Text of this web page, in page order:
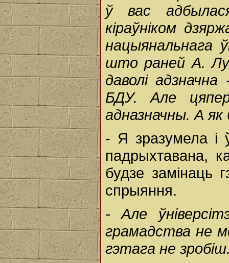
ўвас
кіраўніком
нацыянальнага
шторанейА.
даволіадзначна
БДУ.Але
адназначны.А як
- Я зразумела і
падрыхтавана,
будзе замінаць
спрыяння.
-Але
грамадстване
гэтага не